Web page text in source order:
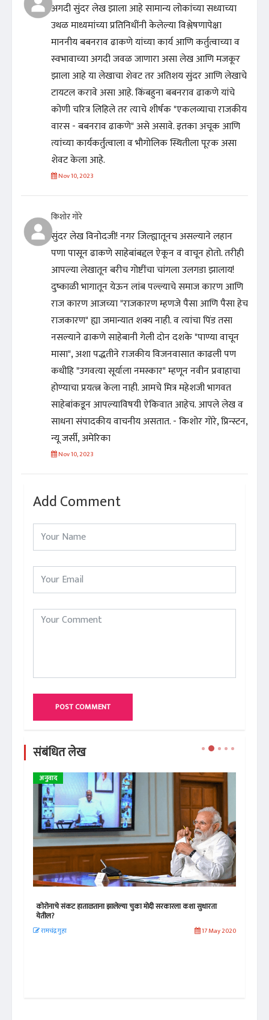
अगदी सुंदर लेख झाला आहे सामान्य लोकांच्या सध्याच्या
उथळ माध्यमांच्या प्रतिनिधींनी केलेल्या विश्लेषणापेक्षा
माननीय बबनराव ढाकणे यांच्या कार्य आणि कर्तुत्वाच्या व
स्वभावाच्या अगदी जवळ जाणारा असा लेख आणि मजकूर
झाला आहे या लेखाचा शेवट तर अतिशय सुंदर आणि लेखाचे
टायटल करावे असा आहे. किंबहुना बबनराव ढाकणे यांचे
कोणी चरित्र लिहिले तर त्याचे शीर्षक "एकलव्याचा राजकीय
वारस - बबनराव ढाकणे" असे असावे. इतका अचूक आणि
त्यांच्या कार्यकर्तुत्वाला व भौगोलिक स्थितीला पूरक असा
शेवट केला आहे.
Nov 10, 2023
किशोर गोरे
सुंदर लेख विनोदजी! नगर जिल्ह्यातूनच असल्याने लहान
पणा पासून ढाकणे साहेबांबद्दल ऐकून व वाचून होतो. तरीही
आपल्या लेखातून बरीच गोष्टींचा चांगला उलगडा झालाय!
दुष्काळी भागातून येऊन लांब पल्ल्याचे समाज कारण आणि
राज कारण आजच्या "राजकारण म्हणजे पैसा आणि पैसा हेच
राजकारण" ह्या जमान्यात शक्य नाही. व त्यांचा पिंड तसा
नसल्याने ढाकणे साहेबानी गेली दोन दशके "पाण्या वाचून
मासा", अशा पद्धतीने राजकीय विजनवासात काढली पण
कधीहि "उगवत्या सूर्याला नमस्कार" म्हणून नवीन प्रवाहाचा
होण्याचा प्रयत्त्न केला नाही. आमचे मित्र महेशजी भागवत
साहेबांकडून आपल्याविषयी ऐकिवात आहेच. आपले लेख व
साधना संपादकीय वाचनीय असतात. - किशोर गोरे, प्रिन्स्टन,
न्यू जर्सी, अमेरिका
Nov 10, 2023
Add Comment
POST COMMENT
संबंधित लेख
अनुवाद
कोरोनाचे संकट हाताळताना झालेल्या चुका मोदी सरकारला कशा सुधारता
येतील?
रामचंद्र गुहा 17 May 2020